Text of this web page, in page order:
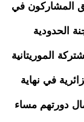
المشاركون في
الحدودية
الموريتانية
في نهاية
دورتهم مساء